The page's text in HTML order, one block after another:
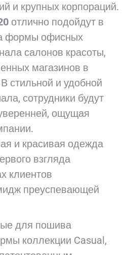
и крупных корпораций.
отлично подойдут в
формы офисных
салонов красоты,
магазинов в
стильной и удобной
сотрудники будут
ощущая
и красивая одежда
взгляда
клиентов
преуспевающей
для пошива
коллекции Casual,